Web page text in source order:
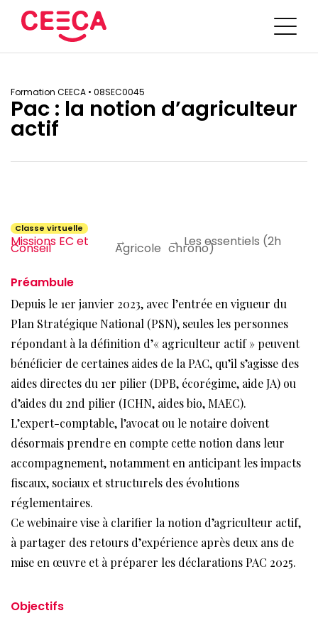
Portail d’inscription
DEC
Plan de développement des compétences
Bilan de compétences
Médiathèque
Equipe
Formation CEECA • 08SEC0045
Pac : la notion d’agriculteur
actif
Classe virtuelle
Missions EC et
Conseil →
Agricole → Les essentiels (2h
chrono)
Préambule
Depuis le 1er janvier 2023, avec l’entrée en vigueur du
Plan Stratégique National (PSN), seules les personnes
répondant à la définition d’« agriculteur actif » peuvent
bénéficier de certaines aides de la PAC, qu’il s’agisse des
aides directes du 1er pilier (DPB, écorégime, aide JA) ou
d’aides du 2nd pilier (ICHN, aides bio, MAEC).
L’expert-comptable, l’avocat ou le notaire doivent
désormais prendre en compte cette notion dans leur
accompagnement, notamment en anticipant les impacts
fiscaux, sociaux et structurels des évolutions
réglementaires.
Ce webinaire vise à clarifier la notion d’agriculteur actif,
à partager des retours d’expérience après deux ans de
mise en œuvre et à préparer les déclarations PAC 2025.
Objectifs